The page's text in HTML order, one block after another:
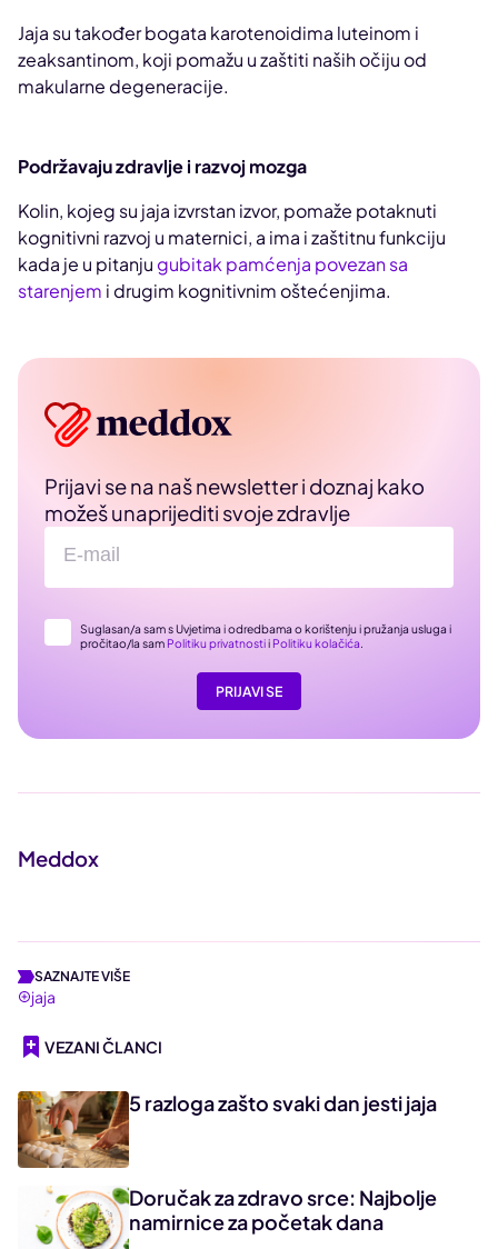
Jaja su također bogata karotenoidima luteinom i
zeaksantinom, koji pomažu u zaštiti naših očiju od
makularne degeneracije.
Podržavaju zdravlje i razvoj mozga
Kolin, kojeg su jaja izvrstan izvor, pomaže potaknuti
kognitivni razvoj u maternici, a ima i zaštitnu funkciju
kada je u pitanjugubitak pamćenja povezan sa
starenjem i drugim kognitivnim oštećenjima.
Prijavi se na naš newsletter i doznaj kako
možeš unaprijediti svoje zdravlje
Suglasan/a sam s Uvjetima i odredbama o korištenju i pružanja usluga i
pročitao/la sam Politiku privatnostii Politiku kolačića.
PRIJAVI SE
Meddox
SAZNAJTE VIŠE
jaja
VEZANI ČLANCI
5 razloga zašto svaki dan jesti jaja
Doručak za zdravo srce: Najbolje
namirnice za početak dana